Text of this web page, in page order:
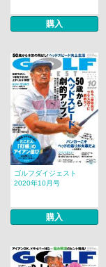
購入
ゴルフダイジェスト
2020年10月号
購入